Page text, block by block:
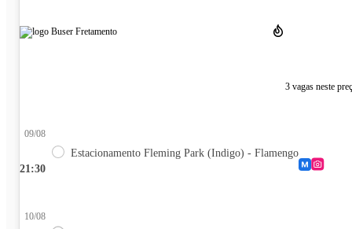
3 vagas neste
21:30
09/08
Estacionamento Fleming Park (Indigo) - Flamengo
10/08